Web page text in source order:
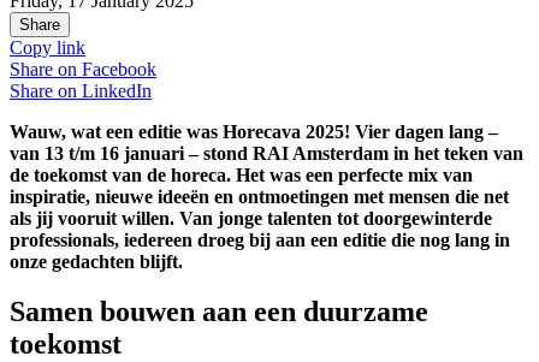
Share
Copy link
Share on Facebook
Share on LinkedIn
Wauw, wat een editie was Horecava 2025! Vier dagen lang –
van 13 t/m 16 januari – stond RAI Amsterdam in het teken van
de toekomst van de horeca. Het was een perfecte mix van
inspiratie, nieuwe ideeën en ontmoetingen met mensen die net
als jij vooruit willen. Van jonge talenten tot doorgewinterde
professionals, iedereen droeg bij aan een editie die nog lang in
onze gedachten blijft.
Samen bouwen aan een duurzame
toekomst